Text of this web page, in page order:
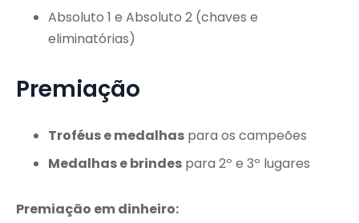
Absoluto 1 e Absoluto 2 (chaves e
eliminatórias)
Premiação
Troféus e medalhas para os campeões
Medalhas e brindes para 2º e 3º lugares
Premiação em dinheiro: